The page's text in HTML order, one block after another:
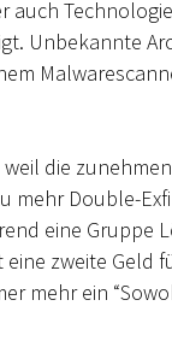
auch
Unbekannte
die
mehr Double-
eine Gruppe
zweite Geld
mehr ein